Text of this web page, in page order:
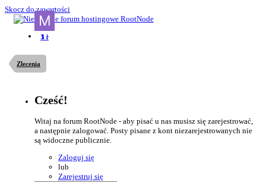
Skocz do zawartości
Zlecenia
Cześć!
Witaj na forum RootNode - aby pisać u nas musisz się zarejestrować,
a następnie zalogować. Posty pisane z kont niezarejestrowanych nie
są widoczne publicznie.
Zaloguj się
lub
Zarejestruj się